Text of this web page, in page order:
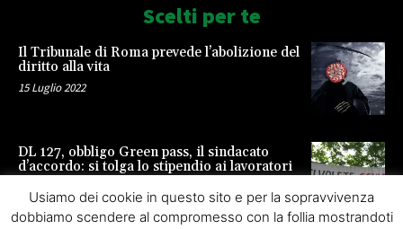
Scelti per te
Il Tribunale di Roma prevede l’abolizione del
diritto alla vita
15 Luglio 2022
DL 127, obbligo Green pass, il sindacato
d’accordo: si tolga lo stipendio ai lavoratori
Usiamo dei cookie in questo sito e per la sopravvivenza
dobbiamo scendere al compromesso con la follia mostrandoti